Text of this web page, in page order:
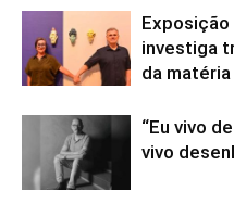
Exposição
investiga
da matéria
“Eu vivo
vivo